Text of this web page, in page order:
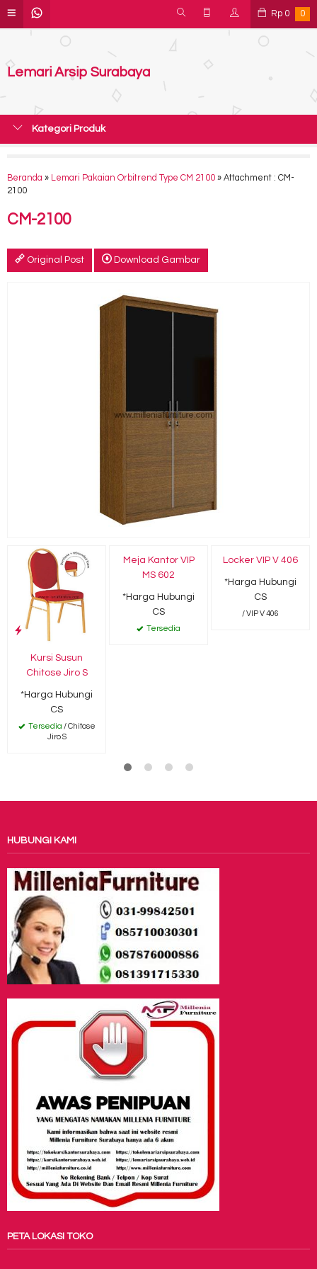
Rp 0 0
Lemari Arsip Surabaya
Kategori Produk
Beranda » Lemari Pakaian Orbitrend Type CM 2100 » Attachment : CM-
2100
CM-2100
Original Post Download Gambar
Kursi Susun
Chitose Jiro S
*Harga Hubungi
CS
Tersedia / Chitose
Jiro S
Meja Kantor VIP
MS 602
*Harga Hubungi
CS
Tersedia
Locker VIP V 406
*Harga Hubungi
CS
/ VIP V 406
HUBUNGI KAMI
PETA LOKASI TOKO